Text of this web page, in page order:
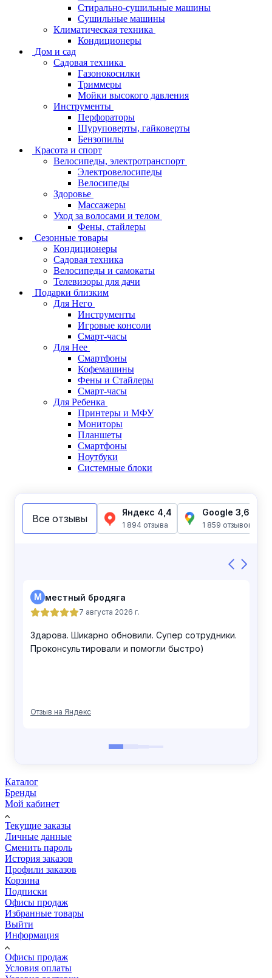
Стирально-сушильные машины
Сушильные машины
Климатическая техника
Кондиционеры
Дом и сад
Садовая техника
Газонокосилки
Триммеры
Мойки высокого давления
Инструменты
Перфораторы
Шуруповерты, гайковерты
Бензопилы
Красота и спорт
Велосипеды, электротранспорт
Электровелосипеды
Велосипеды
Здоровье
Массажеры
Уход за волосами и телом
Фены, стайлеры
Сезонные товары
Кондиционеры
Садовая техника
Велосипеды и самокаты
Телевизоры для дачи
Подарки близким
Для Него
Инструменты
Игровые консоли
Смарт-часы
Для Нее
Смартфоны
Кофемашины
Фены и Стайлеры
Смарт-часы
Для Ребенка
Принтеры и МФУ
Мониторы
Планшеты
Смартфоны
Ноутбуки
Системные блоки
Каталог
Бренды
Мой кабинет
Текущие заказы
Личные данные
Сменить пароль
История заказов
Профили заказов
Корзина
Подписки
Офисы продаж
Избранные товары
Выйти
Информация
Офисы продаж
Условия оплаты